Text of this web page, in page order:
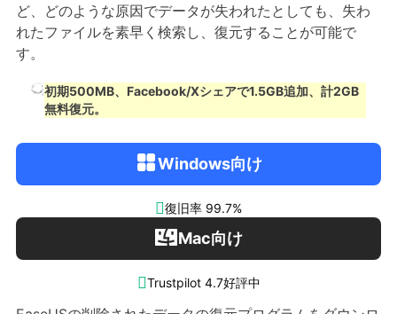
ど、どのような原因でデータが失われたとしても、失わ
れたファイルを素早く検索し、復元することが可能で
す。
初期500MB、Facebook/Xシェアで1.5GB追加、計2GB
無料復元。
Windows向け
復旧率 99.7%
Mac向け
Trustpilot 4.7好評中